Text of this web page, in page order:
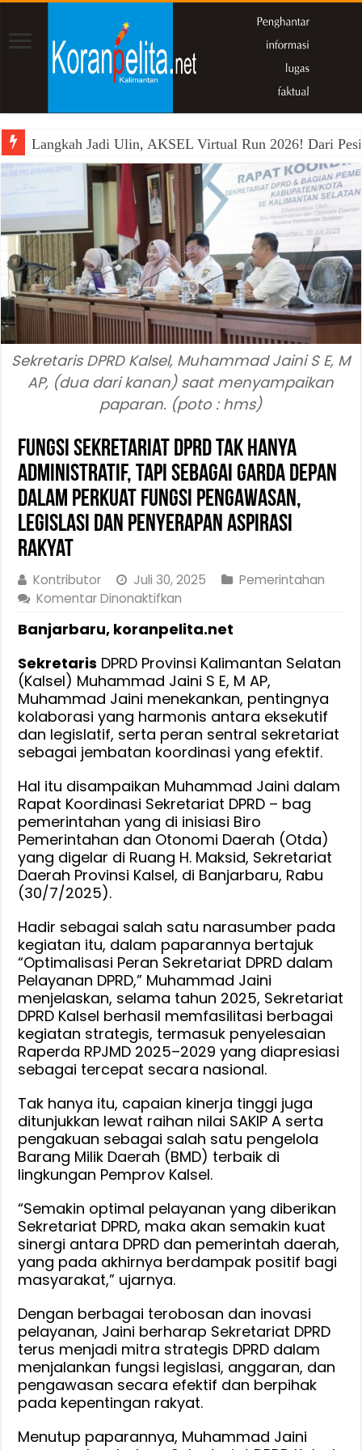
Langkah Jadi Ulin, AKSEL Virtual Run 2026! Dari
Sekretaris DPRD Kalsel, Muhammad Jaini S E, M
AP, (dua dari kanan) saat menyampaikan
paparan. (poto : hms)
Fungsi Sekretariat DPRD Tak Hanya
Administratif, Tapi Sebagai Garda Depan
Dalam Perkuat Fungsi Pengawasan,
Legislasi dan Penyerapan Aspirasi
Rakyat
Kontributor Juli 30, 2025
Pemerintahan
Komentar Dinonaktifkan
Sekretariat
Tak
Hanya
Administratif,
Tapi
Sebagai
Depan
Dalam
Perkuat
Fungsi
Pengawasan,
Legislasi
Aspirasi
Rakyat
Banjarbaru, koranpelita.net
Sekretaris DPRD Provinsi Kalimantan Selatan
(Kalsel) Muhammad Jaini S E, M AP,
Muhammad Jaini menekankan, pentingnya
kolaborasi yang harmonis antara eksekutif
dan legislatif, serta peran sentral sekretariat
sebagai jembatan koordinasi yang efektif.
Hal itu disampaikan Muhammad Jaini dalam
Rapat Koordinasi Sekretariat DPRD – bag
pemerintahan yang di inisiasi Biro
Pemerintahan dan Otonomi Daerah (Otda)
yang digelar di Ruang H. Maksid, Sekretariat
Daerah Provinsi Kalsel, di Banjarbaru, Rabu
(30/7/2025).
Hadir sebagai salah satu narasumber pada
kegiatan itu, dalam paparannya bertajuk
“Optimalisasi Peran Sekretariat DPRD dalam
Pelayanan DPRD,” Muhammad Jaini
menjelaskan, selama tahun 2025, Sekretariat
DPRD Kalsel berhasil memfasilitasi berbagai
kegiatan strategis, termasuk penyelesaian
Raperda RPJMD 2025–2029 yang diapresiasi
sebagai tercepat secara nasional.
Tak hanya itu, capaian kinerja tinggi juga
ditunjukkan lewat raihan nilai SAKIP A serta
pengakuan sebagai salah satu pengelola
Barang Milik Daerah (BMD) terbaik di
lingkungan Pemprov Kalsel.
“Semakin optimal pelayanan yang diberikan
Sekretariat DPRD, maka akan semakin kuat
sinergi antara DPRD dan pemerintah daerah,
yang pada akhirnya berdampak positif bagi
masyarakat,” ujarnya.
Dengan berbagai terobosan dan inovasi
pelayanan, Jaini berharap Sekretariat DPRD
terus menjadi mitra strategis DPRD dalam
menjalankan fungsi legislasi, anggaran, dan
pengawasan secara efektif dan berpihak
pada kepentingan rakyat.
Menutup paparannya, Muhammad Jaini